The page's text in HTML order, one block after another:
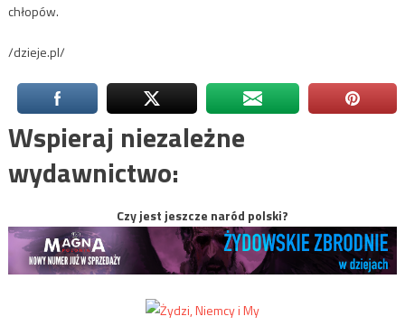
chłopów.
/dzieje.pl/
Wspieraj niezależne
wydawnictwo:
Czy jest jeszcze naród polski?